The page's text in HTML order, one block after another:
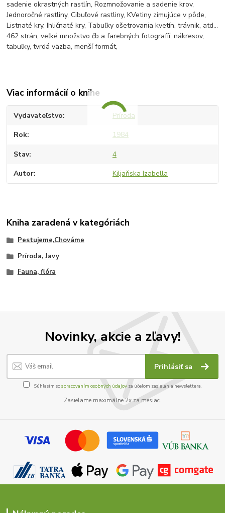
sadenie okrastných rastlín, Rozmnožovanie a sadenie krov,
Jednoročné rastliny, Cibuľové rastliny, KVetiny zimujúce v pôde,
Listnaté kry, Ihličnaté kry, Tabuľky ošetrovania kvetín, trávnik, atd...
462 strán, veľké množstvo čb a farebných fotografíí, nákresov,
tabuľky, tvrdá väzba, menší formát,
Viac informácií o knihe
Vydavateľstvo Príroda
Rok 1984
Stav 4
Autor Kiljaňska Izabella
Kniha zaradená v kategóriách
Pestujeme,Chováme
Príroda, Javy
Fauna, flóra
Novinky, akcie a zľavy!
Prihlásiť sa
Súhlasím sospracovaním osobných údajov za účelom zasielania newslettera.
Zasielame maximálne 2x za mesiac.